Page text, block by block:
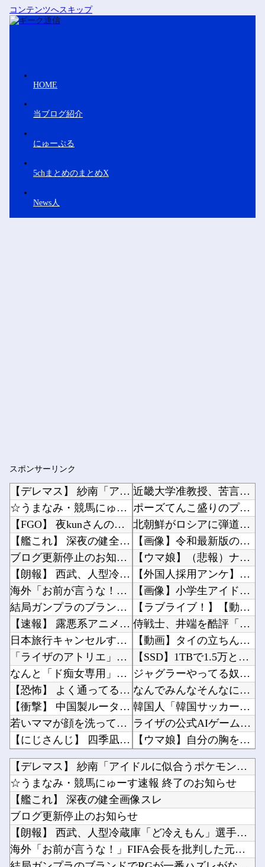
コンテンツへスキップ
HOME
当ブログ紹介
にゅーぷる
5chまとめのまとめX
News人
スポンサーリンク
【デレマス】 紗南「アイドルに似合うポケモン？」
☆うまなみ・競馬にゅーす速報 終了のお知らせ
【FGO】 夜kunさんのモルガンイラスト！！ 蝶の羽好きです！
【艦これ】 深夜の健全画像スレ
ブログ更新停止のお知らせ
【朗報】 西武、人型冷蔵庫「ど冷えもん」選手を補強！
海外「お前が言うな！」FIFA会長を批判した元名選手に海外から猛反発！（海外の反応）
結局ガンプラのブランドでRGが一番ハズレがないよね？
【速報】 露悪系アニメ、『この作品』の登場で最盛期を迎えてしまう…
日本旅行キャンセルすべきか…1万年ぶり史上最大級の火山の兆し＝韓国の反応
「ライザのアトリエ」仲間キャラ3人の画像＆プロフを公開！金髪緑眼のお嬢様「クラウディア」が...
なんと「ド痴女専用」のドスケベマンション！？
【恐怖】 よく通ってる美容室で顔の脱毛パックを始めたとのことだったので試してみることに→パ...
【衝撃】 中国製ルーター20機種にバックドア発見！ ネットに繋ぐだけで35秒ごとに中国のサ...
若いママが顔を洗っていた。何事も見て覚えるんだよ → 目の前にいる子はこうします…
【にじさんじ】 四季凪、VTuber昔話『竹取物語』を公開「発売元の会社が閉鎖している数十...
【画像】 爆乳女さんたち、お◯ぱいの血管が透けてしまうｗｗｗwｗｗｗｗｗｗｗｗ❤
【日向坂46】 石塚瑶季×乃木坂46井上和、まさかの裏話・・・
NHKでも性加害！番組出演者Ｘ特定なら降板ドミノ 被害者があえて〝最強〟労働組合を頼ったワ...
Powered by livedoor 相互RSS
近畿大学准教授、苦言「みいちゃん呼びが揶揄する言葉として使われ、当事者から具体的な苦痛が訴...
ポーズてんこ盛りのプロアイドル田村真佑ちゃん！！！【乃木坂46】他
北朝鮮がロシアに弾道ミサイル40発供与、ミサイル部隊90人派遣開始…さらに80発見通し！他
【画像】令和最新版のあのちゃん、可愛過ぎてワイらにブッ刺さりまくりw w w w w w他
【ウマ娘】（悲報）ナイスネイチャ、討ち取られる他
【外国人採用アンケ】諮問機関「差別、非公開答申」三重県「差別に当たらず、公表する方針を決定...
【画像】小学生アイドル「りりぴ」の激痩せダンス動画にファンが『絶句』してしまう・・・・他
【ラブライブ！】【動画】ひーが後輩にお姉ちゃん呼びさせてる…【声優】他
侍戦士、井端を酷評「選手との会話がほとんどなく意思疎通が難しかった。大谷さえ『マジで笑わな...
【動画】タイの立ちんぼ女子さん、路上で特別サービスをやってしまうｗｗｗｗｗｗｗ他
【SSD】1TBで1.5万とか、買った時の倍なんだけど今だと買い増してしまいそうで怖い他
ジャグラーやってる奴ってヤバいの多すぎじゃね？？？他
なんでみんなそんなに共産主義嫌なん？他
韓国人「韓国サッカー協会が行った国際試合の性的接待の全容がこちら…」→「完全に買収してる…...
ライザの公式AIゲーム、エッチすぎて始まる♥他
【ウマ娘】自分の胸を主張してトレーナーに迫るルラち他
「安物買いの銭失いだったねぇ」とインドネシア高速鉄道の最終処分に日本側騒然、国家予算は使わ...
【幽霊否定派、完全論破】幽霊がいないなら午前2時に一人で墓石を木刀で叩き割れるよな？ｗｗｗ...
ガンダムゲーって他社ゲーのインスパイア多いよね他
【UFO戦士ダイアポロン】NEO ダイナマイトアクション「ダイアポロン アニメカラーVer...
「Linuxで十分じゃね…？」世界が気付き始める Linuxの市場シェアが初めて10%超え...
BenQ、有機EL WQHDゲーミングモニター「MOBIUZ EX271QMZ」など3機種...
Vチューバーに最近ある変化が起きつつある他
【デレマス】 紗南「アイドルに似合うポケモン？」
☆うまなみ・競馬にゅーす速報 終了のお知らせ
【艦これ】 深夜の健全画像スレ
ブログ更新停止のお知らせ
【朗報】 西武、人型冷蔵庫「ど冷えもん」選手を補強！
海外「お前が言うな！」FIFA会長を批判した元名選手に海外か...